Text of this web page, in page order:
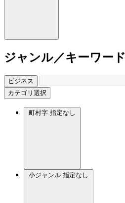
ジャンル／キーワード
ビジネス
カテゴリ選択
町村字 指定なし
小ジャンル 指定なし